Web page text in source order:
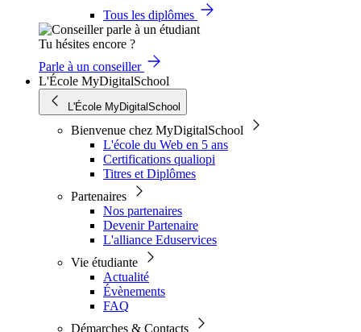
Tous les diplômes
Tu hésites encore ?
Parle à un conseiller
L'École MyDigitalSchool
L'École MyDigitalSchool
Bienvenue chez MyDigitalSchool
L'école du Web en 5 ans
Certifications qualiopi
Titres et Diplômes
Partenaires
Nos partenaires
Devenir Partenaire
L'alliance Eduservices
Vie étudiante
Actualité
Évènements
FAQ
Démarches & Contacts